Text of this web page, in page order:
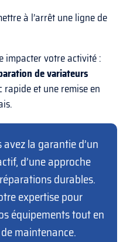
à l’arrêt une ligne de
impacter votre activité :
de variateurs
et une remise en
avez la garantie d’un
d’une approche
durables.
expertise pour
équipements tout en
maintenance.